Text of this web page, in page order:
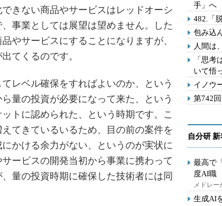
きない商品やサービスはレッドオーシ
事業としては展望は望めません。した
やサービスにすることになりますが、
てくるのです。
レベル確保をすればよいのか、という
量の投資が必要になって来た、という
トに認められた、という時期です。こ
てきているいるため、目の前の案件を
かける余力がない、というのが実状に
ービスの開発当初から事業に携わって
量の投資時期に確保した技術者には同
手」へ
482.「
包み込
人間は
「思考
いて悟
イノウ
第742
自分研
最高で
度AI職
メドレー
生成AI